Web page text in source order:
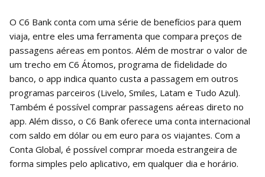
O C6 Bank conta com uma série de benefícios para quem
viaja, entre eles uma ferramenta que compara preços de
passagens aéreas em pontos. Além de mostrar o valor de
um trecho em C6 Átomos, programa de fidelidade do
banco, o app indica quanto custa a passagem em outros
programas parceiros (Livelo, Smiles, Latam e Tudo Azul).
Também é possível comprar passagens aéreas direto no
app. Além disso, o C6 Bank oferece uma conta internacional
com saldo em dólar ou em euro para os viajantes. Com a
Conta Global, é possível comprar moeda estrangeira de
forma simples pelo aplicativo, em qualquer dia e horário.